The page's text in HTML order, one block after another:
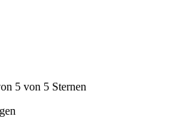
5 von 5 Sternen